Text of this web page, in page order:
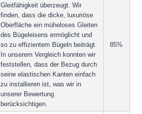
Gleitfähigkeit überzeugt. Wir
finden, dass die dicke, luxuriöse
Oberfläche ein müheloses Gleiten
des Bügeleisens ermöglicht und
so zu effizientem Bügeln beiträgt.
In unserem Vergleich konnten wir
feststellen, dass der Bezug durch
seine elastischen Kanten einfach
zu installieren ist, was wir in
unserer Bewertung
berücksichtigen.
85%